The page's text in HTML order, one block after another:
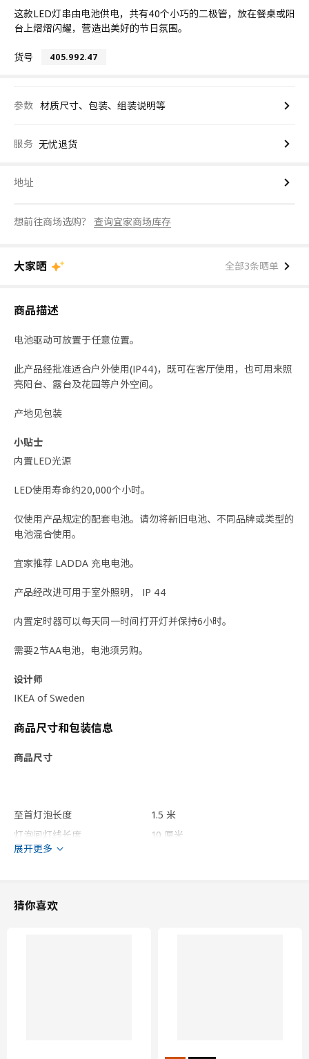
这款LED灯串由电池供电，共有40个小巧的二极管，放在餐桌或阳
台上熠熠闪耀，营造出美好的节日氛围。
货号 405.992.47
参数 材质尺寸、包装、组装说明等
服务 无忧退货
地址
想前往商场选购？ 查询宜家商场库存
大家晒 全部3条晒单
商品描述
电池驱动可放置于任意位置。
此产品经批准适合户外使用(IP44)，既可在客厅使用，也可用来照
亮阳台、露台及花园等户外空间。
产地见包装
小贴士
内置LED光源
LED使用寿命约20,000个小时。
仅使用产品规定的配套电池。请勿将新旧电池、不同品牌或类型的
电池混合使用。
宜家推荐 LADDA 充电电池。
产品经改进可用于室外照明， IP 44
内置定时器可以每天同一时间打开灯并保持6小时。
需要2节AA电池，电池须另购。
设计师
IKEA of Sweden
商品尺寸和包装信息
商品尺寸
至首灯泡长度
1.5 米
灯泡间灯线长度
10 厘米
总长度
展开更多
猜你喜欢